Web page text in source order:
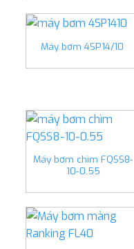
Máy bơm 4SP14/10
Máy bơm chìm FQSS8-
10-0.55